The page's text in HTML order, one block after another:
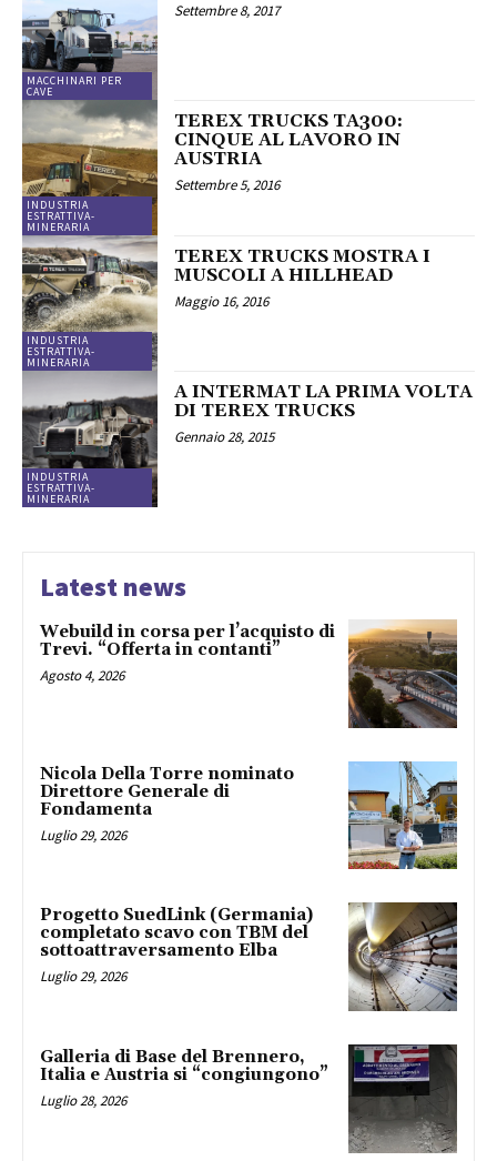
MACCHINARI PER
CAVE
Settembre 8, 2017
INDUSTRIA
ESTRATTIVA-
MINERARIA
TEREX TRUCKS TA300:
CINQUE AL LAVORO IN
AUSTRIA
Settembre 5, 2016
INDUSTRIA
ESTRATTIVA-
MINERARIA
TEREX TRUCKS MOSTRA I
MUSCOLI A HILLHEAD
Maggio 16, 2016
INDUSTRIA
ESTRATTIVA-
MINERARIA
A INTERMAT LA PRIMA VOLTA
DI TEREX TRUCKS
Gennaio 28, 2015
Latest news
Webuild in corsa per l’acquisto di
Trevi. “Offerta in contanti”
Agosto 4, 2026
Nicola Della Torre nominato
Direttore Generale di
Fondamenta
Luglio 29, 2026
Progetto SuedLink (Germania)
completato scavo con TBM del
sottoattraversamento Elba
Luglio 29, 2026
Galleria di Base del Brennero,
Italia e Austria si “congiungono”
Luglio 28, 2026